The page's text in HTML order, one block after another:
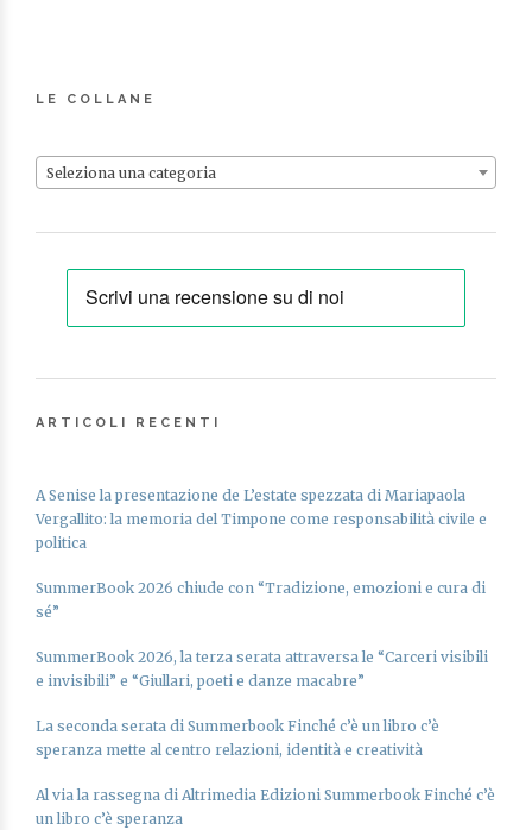
LE COLLANE
Seleziona una categoria
ARTICOLI RECENTI
A Senise la presentazione de L’estate spezzata di Mariapaola
Vergallito: la memoria del Timpone come responsabilità civile e
politica
SummerBook 2026 chiude con “Tradizione, emozioni e cura di
sé”
SummerBook 2026, la terza serata attraversa le “Carceri visibili
e invisibili” e “Giullari, poeti e danze macabre”
La seconda serata di Summerbook Finché c’è un libro c’è
speranza mette al centro relazioni, identità e creatività
Al via la rassegna di Altrimedia Edizioni Summerbook Finché c’è
un libro c’è speranza